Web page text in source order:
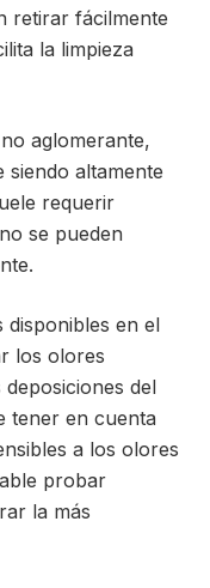
retirar fácilmente
la limpieza
aglomerante,
altamente
requerir
se pueden
disponibles en el
los olores
del
tener en cuenta
a los olores
probar
la más